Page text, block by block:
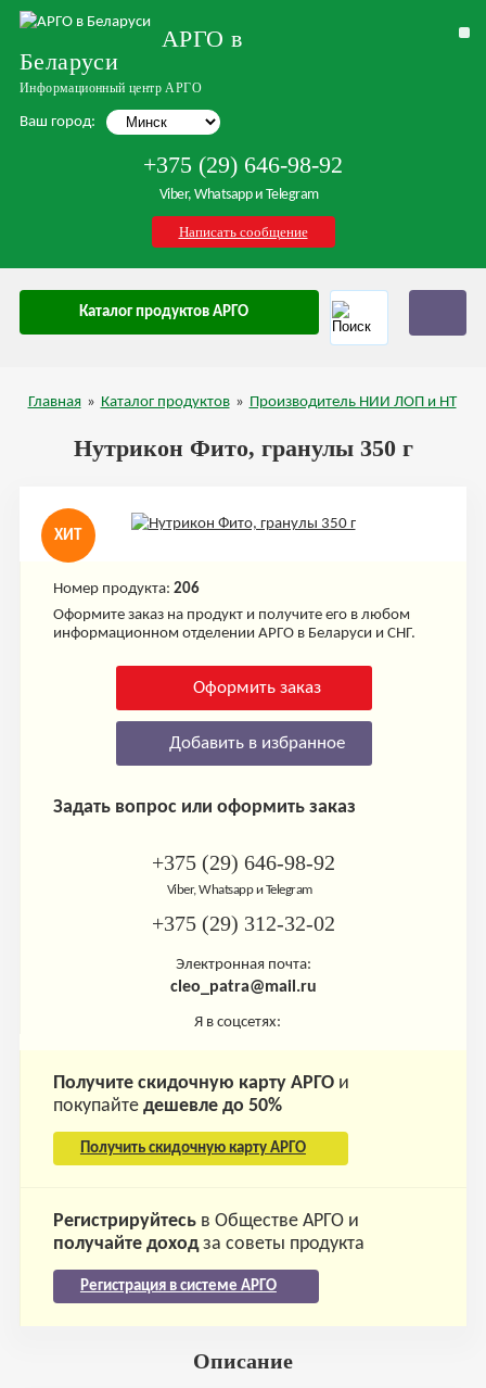
АРГО в
Беларуси
Информационный центр АРГО
Ваш город:
+375 (29) 646-98-92
Viber, Whatsapp и Telegram
Написать сообщение
Каталог продуктов АРГО
Главная » Каталог продуктов » Производитель НИИ ЛОП и НТ
Нутрикон Фито, гранулы 350 г
ХИТ
Номер продукта: 206
Оформите заказ на продукт и получите его в любом
информационном отделении АРГО в Беларуси и СНГ.
Оформить заказ
Добавить в избранное
Задать вопрос или оформить заказ
+375 (29) 646-98-92
Viber, Whatsapp и Telegram
+375 (29) 312-32-02
Электронная почта:
cleo_patra@mail.ru
Я в соцсетях:
Получите скидочную карту АРГОи
покупайте дешевле до 50%
Получить скидочную карту АРГО
Регистрируйтесьв Обществе АРГО и
получайте доходза советы продукта
Регистрация в системе АРГО
Описание